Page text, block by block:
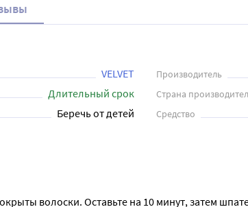
VELVET Производитель
Длительный срок Страна
Беречь от детей Средство
волоски. Оставьте на 10 минут, затем